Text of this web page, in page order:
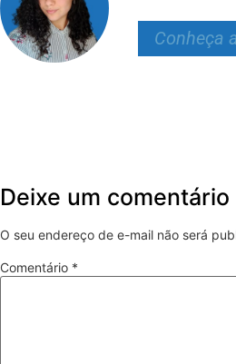
Conheça
Deixe um comentário
O seu endereço de e-mail não será
Comentário *